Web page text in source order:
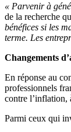
« Parvenir à
de la recherche
bénéfices si les
terme. Les
Changements
En réponse au
professionnels
contre l’inflation,
Parmi ceux qui